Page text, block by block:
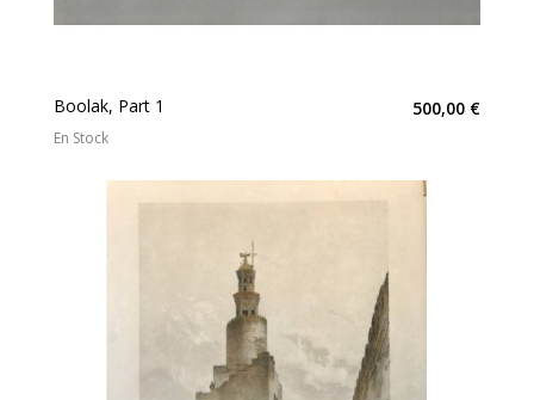
Boolak, Part 1 500,00 €
En Stock